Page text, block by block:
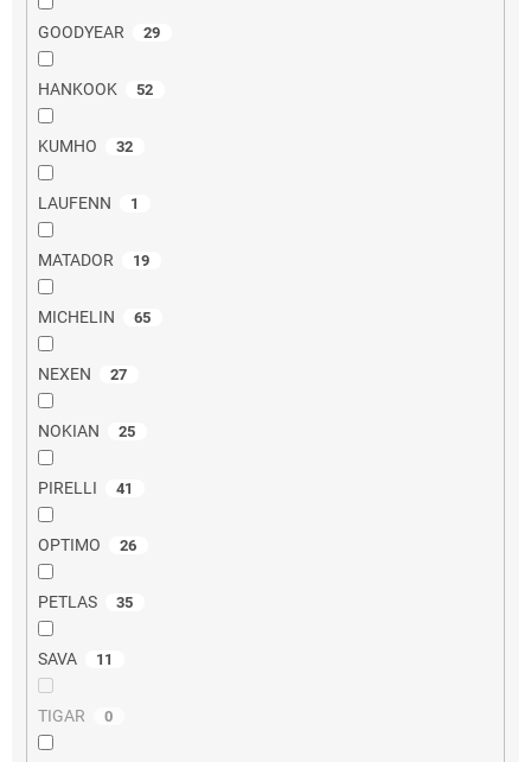
GOODYEAR 29
HANKOOK 52
KUMHO 32
LAUFENN 1
MATADOR 19
MICHELIN 65
NEXEN 27
NOKIAN 25
PIRELLI 41
OPTIMO 26
PETLAS 35
SAVA 11
TIGAR 0